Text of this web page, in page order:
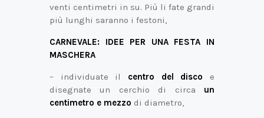
venti centimetri in su. Più li fate grandi
più lunghi saranno i festoni,
CARNEVALE: IDEE PER UNA FESTA IN
MASCHERA
– individuate il centro del disco e
disegnate un cerchio di circa un
centimetro e mezzo di diametro,